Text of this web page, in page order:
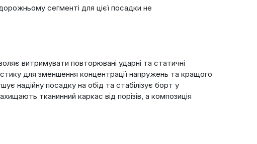
сегменті для цієї посадки не
витримувати повторювані ударні та статичні
для зменшення концентрації напружень та кращого
надійну посадку на обід та стабілізує борт у
тканинний каркас від порізів, а композиція